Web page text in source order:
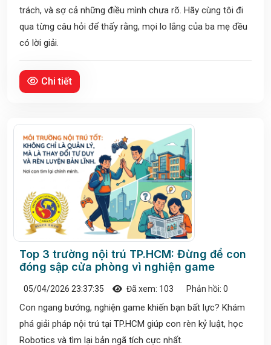
trách, và sợ cả những điều mình chưa rõ. Hãy cùng tôi đi
qua từng câu hỏi để thấy rằng, mọi lo lắng của ba mẹ đều
có lời giải.
Chi tiết
Top 3 trường nội trú TP.HCM: Đừng để con
đóng sập cửa phòng vì nghiện game
05/04/2026 23:37:35 Đã xem: 103 Phản hồi: 0
Con ngang bướng, nghiện game khiến bạn bất lực? Khám
phá giải pháp nội trú tại TP.HCM giúp con rèn kỷ luật, học
Robotics và tìm lại bản ngã tích cực nhất.